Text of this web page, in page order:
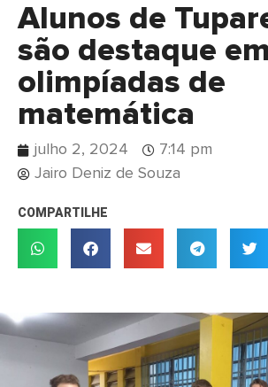
Alunos de
são destaque em
olimpíadas de
matemática
julho 2, 2024
7:14 pm
Jairo Deniz de Souza
COMPARTILHE